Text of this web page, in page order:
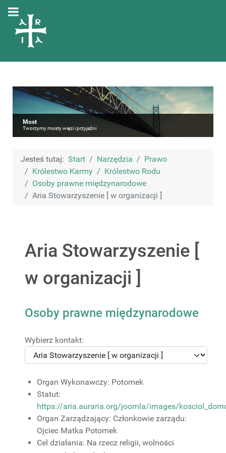
Most
Tworzymy mosty więzi i przyjaźni
Jesteś tutaj: Start Narzędzia
Prawo
Królestwo Karmy
Królestwo Rodu
Osoby prawne międzynarodowe
Aria Stowarzyszenie [ w organizacji ]
Aria Stowarzyszenie [
w organizacji ]
Osoby prawne międzynarodowe
Wybierz kontakt:
Organ Wykonawczy: Potomek
Statut:
https://aria.auraria.org/joomla/images/
Organ Zarządzający: Członkowie zarządu:
Ojciec Matka Potomek
Cel działania: Na rzecz religii, wolności